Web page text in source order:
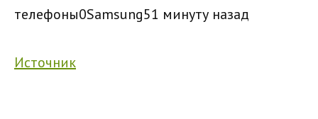
телефоны0Samsung51 минуту назад
Источник